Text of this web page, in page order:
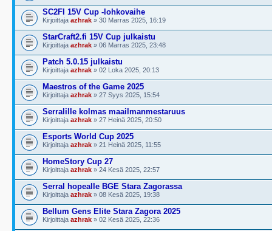
SC2FI 15V Cup -lohkovaihe
Kirjoittaja azhrak » 30 Marras 2025, 16:19
StarCraft2.fi 15V Cup julkaistu
Kirjoittaja azhrak » 06 Marras 2025, 23:48
Patch 5.0.15 julkaistu
Kirjoittaja azhrak » 02 Loka 2025, 20:13
Maestros of the Game 2025
Kirjoittaja azhrak » 27 Syys 2025, 15:54
Serralille kolmas maailmanmestaruus
Kirjoittaja azhrak » 27 Heinä 2025, 20:50
Esports World Cup 2025
Kirjoittaja azhrak » 21 Heinä 2025, 11:55
HomeStory Cup 27
Kirjoittaja azhrak » 24 Kesä 2025, 22:57
Serral hopealle BGE Stara Zagorassa
Kirjoittaja azhrak » 08 Kesä 2025, 19:38
Bellum Gens Elite Stara Zagora 2025
Kirjoittaja azhrak » 02 Kesä 2025, 22:36